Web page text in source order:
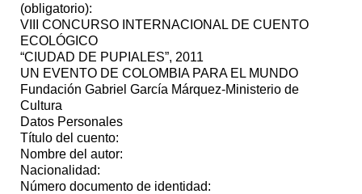
(obligatorio):
VIII CONCURSO INTERNACIONAL DE CUENTO
ECOLÓGICO
“CIUDAD DE PUPIALES”, 2011
UN EVENTO DE COLOMBIA PARA EL MUNDO
Fundación Gabriel García Márquez-Ministerio de
Cultura
Datos Personales
Título del cuento:
Nombre del autor:
Nacionalidad:
Número documento de identidad: